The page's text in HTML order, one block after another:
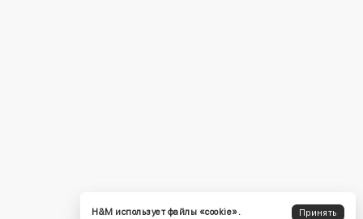
H&M использует файлы «cookie».
Принять